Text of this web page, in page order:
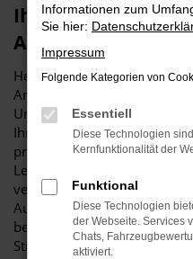
Ihren Audi TT für
Autohaus Stiglmayr
Herzlich willkommen bei
Anlaufstelle für exzellente
Umgebung! Unser
Ihnen eine herausragende
präsentieren, die höchste
Leistung erfüllen. Wir sind
vertrauenswürdiger Partner,
Automobile geht. Erfahren
beeindruckende Audi TT
Stiglmayr die bevorzugte
Informationen zum
Sie hier:
Impressum
Folgende Kategorien von
Essentiell
Diese Technologien
Kernfunktionalität der
Funktional
Diese Technologien
der Webseite. Services
Chats,
aktiviert.